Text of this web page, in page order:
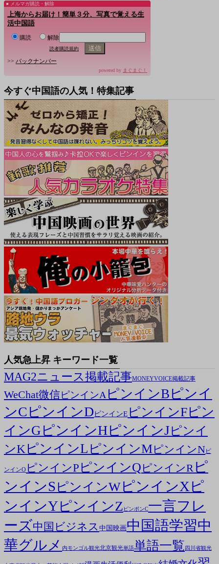
メルマガ購読・解除
上海からお届け！簡単３分、写真で覚える生
活中国語
購読 解除
読者購読規約
>> バックナンバー
powered by まぐまぐ！
今すぐ中国語の人気！特集記事
人気急上昇 キーワード一覧
MAG2ニュース掲載記事MONEYVOICE掲載記事
WeChat微信ピンインAピンインB ピンイ
ンC ピンインDピンインE ピンインFピン
インG ピンインHピンインJピンイ
ンK ピンインL ピンインMピンインNピ
ンインO ピンインP ピンインQ ピンインR ピ
ンインSピンインWピンインXピ
ンインYピンインZ ピンポンC一言フレ
ーズ中国ビジネス 中国映画中国語学習中
華グルメ
内モンゴル観光北京観光単語単語一覧 四川省観光